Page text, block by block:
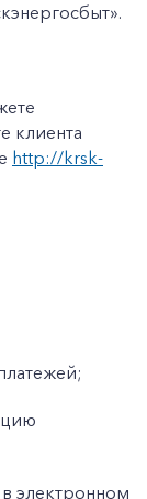
клиента
http://krsk-
в электронном